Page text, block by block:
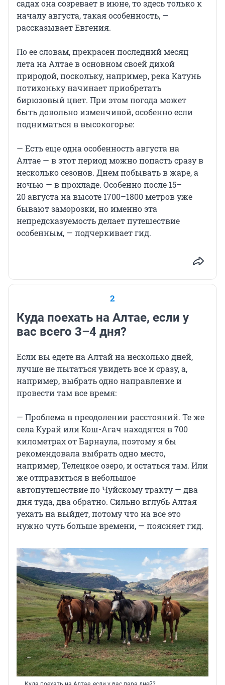
садах она созревает в июне, то здесь только к
началу августа, такая особенность, —
рассказывает Евгения.
По ее словам, прекрасен последний месяц
лета на Алтае в основном своей дикой
природой, поскольку, например, река Катунь
потихоньку начинает приобретать
бирюзовый цвет. При этом погода может
быть довольно изменчивой, особенно если
подниматься в высокогорье:
— Есть еще одна особенность августа на
Алтае — в этот период можно попасть сразу в
несколько сезонов. Днем побывать в жаре, а
ночью — в прохладе. Особенно после 15–
20 августа на высоте 1700–1800 метров уже
бывают заморозки, но именно эта
непредсказуемость делает путешествие
особенным, — подчеркивает гид.
2
Куда поехать на Алтае, если у
вас всего 3–4 дня?
Если вы едете на Алтай на несколько дней,
лучше не пытаться увидеть все и сразу, а,
например, выбрать одно направление и
провести там все время:
— Проблема в преодолении расстояний. Те же
села Курай или Кош-Агач находятся в 700
километрах от Барнаула, поэтому я бы
рекомендовала выбрать одно место,
например, Телецкое озеро, и остаться там. Или
же отправиться в небольшое
автопутешествие по Чуйскому тракту — два
дня туда, два обратно. Сильно вглубь Алтая
уехать на выйдет, потому что на все это
нужно чуть больше времени, — поясняет гид.